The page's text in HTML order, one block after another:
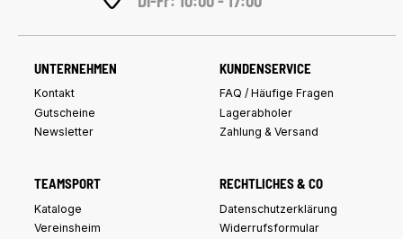
UNTERNEHMEN
Kontakt
Gutscheine
Newsletter
KUNDENSERVICE
FAQ / Häufige Fragen
Lagerabholer
Zahlung & Versand
TEAMSPORT
Kataloge
Vereinsheim
RECHTLICHES & CO
Datenschutzerklärung
Widerrufsformular